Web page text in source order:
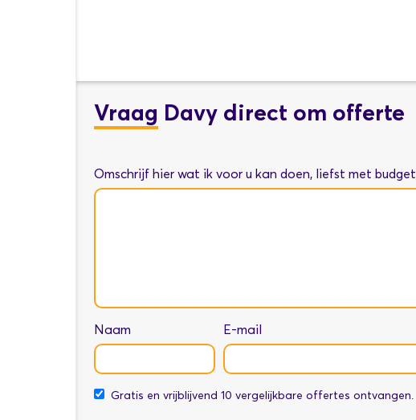
Vraag Davy direct om offerte
Omschrijf hier wat ik voor u kan doen, liefst met budget
Naam E-mail
Gratis en vrijblijvend 10 vergelijkbare offertes ontvangen.